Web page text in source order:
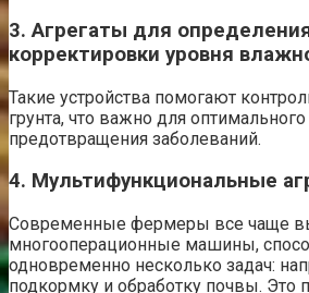
3. Агрегаты для
корректировки уровня
Такие устройства помогают
грунта, что важно для
предотвращения заболеваний.
4. Мультифункциональные
Современные фермеры все чаще
многооперационные машины,
одновременно несколько задач:
подкормку и обработку почвы. Это